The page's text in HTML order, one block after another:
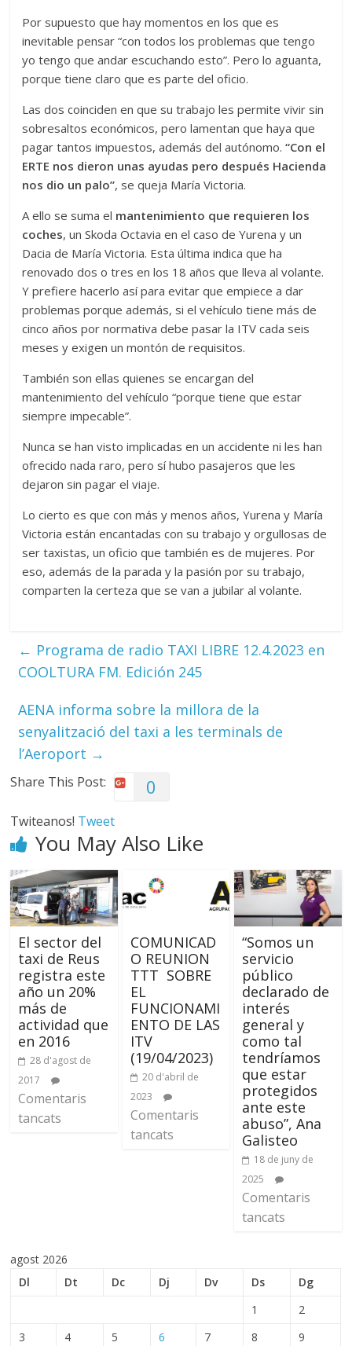
Por supuesto que hay momentos en los que es
inevitable pensar “con todos los problemas que tengo
yo tengo que andar escuchando esto”. Pero lo aguanta,
porque tiene claro que es parte del oficio.
Las dos coinciden en que su trabajo les permite vivir sin
sobresaltos económicos, pero lamentan que haya que
pagar tantos impuestos, además del autónomo.“Con el
ERTE nos dieron unas ayudas pero después Hacienda
nos dio un palo”, se queja María Victoria.
A ello se suma el mantenimiento que requieren los
coches, un Skoda Octavia en el caso de Yurena y un
Dacia de María Victoria. Esta última indica que ha
renovado dos o tres en los 18 años que lleva al volante.
Y prefiere hacerlo así para evitar que empiece a dar
problemas porque además, si el vehículo tiene más de
cinco años por normativa debe pasar la ITV cada seis
meses y exigen un montón de requisitos.
También son ellas quienes se encargan del
mantenimiento del vehículo “porque tiene que estar
siempre impecable”.
Nunca se han visto implicadas en un accidente ni les han
ofrecido nada raro, pero sí hubo pasajeros que les
dejaron sin pagar el viaje.
Lo cierto es que con más y menos años, Yurena y María
Victoria están encantadas con su trabajo y orgullosas de
ser taxistas, un oficio que también es de mujeres. Por
eso, además de la parada y la pasión por su trabajo,
comparten la certeza que se van a jubilar al volante.
← Programa de radio TAXI LIBRE 12.4.2023 en
COOLTURA FM. Edición 245
AENA informa sobre la millora de la
senyalització del taxi a les terminals de
l’Aeroport →
Share This Post: 0
Twiteanos! Tweet
You May Also Like
El sector del
taxi de Reus
registra este
año un 20%
más de
actividad que
en 2016
28 d'agost de
2017
Comentaris
tancats
COMUNICAD
O REUNION
TTT SOBRE
EL
FUNCIONAMI
ENTO DE LAS
ITV
(19/04/2023)
20 d'abril de
2023
Comentaris
tancats
“Somos un
servicio
público
declarado de
interés
general y
como tal
tendríamos
que estar
protegidos
ante este
abuso”, Ana
Galisteo
18 de juny de
2025
Comentaris
tancats
agost 2026
Dl
Dt Dc Dj Dv Ds
Dg
1
2
3
4 5 6 7 8
9